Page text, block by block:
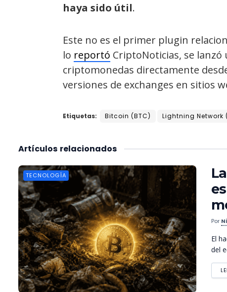
haya sido útil.
Este no es el primer plugin
lo reportó CriptoNoticias, se
criptomonedas directamente
versiones de exchanges en sitios
Etiquetas: Bitcoin (BTC) Lightning Network
relacionados
Artículos
TECNOLOGÍA
Por
El
del